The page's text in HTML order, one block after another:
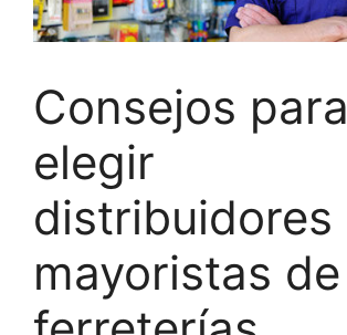
Consejos para
elegir
distribuidores
mayoristas de